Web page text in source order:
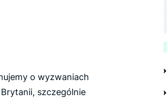
o wyzwaniach
szczególnie